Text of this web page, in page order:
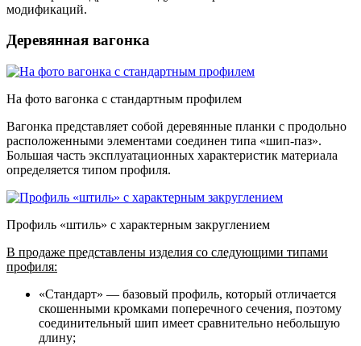
модификаций.
Деревянная вагонка
На фото вагонка с стандартным профилем
Вагонка представляет собой деревянные планки с продольно
расположенными элементами соединен типа «шип-паз».
Большая часть эксплуатационных характеристик материала
определяется типом профиля.
Профиль «штиль» с характерным закруглением
В продаже представлены изделия со следующими типами
профиля:
«Стандарт» — базовый профиль, который отличается
скошенными кромками поперечного сечения, поэтому
соединительный шип имеет сравнительно небольшую
длину;